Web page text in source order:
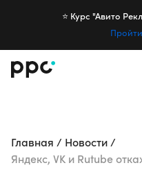
⭐️ Курс "Авито
Главная
Новости
Яндекс, VK и Rutube